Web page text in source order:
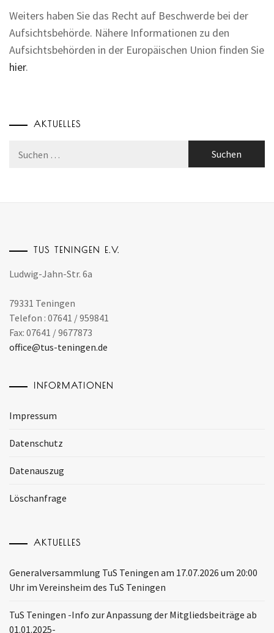
Weiters haben Sie das Recht auf Beschwerde bei der
Aufsichtsbehörde. Nähere Informationen zu den
Aufsichtsbehörden in der Europäischen Union finden Sie
hier.
AKTUELLES
nach:
TUS TENINGEN E.V.
Ludwig-Jahn-Str. 6a
79331 Teningen
Telefon : 07641 / 959841
Fax: 07641 / 9677873
office@tus-teningen.de
INFORMATIONEN
Impressum
Datenschutz
Datenauszug
Löschanfrage
AKTUELLES
Generalversammlung TuS Teningen am 17.07.2026 um 20:00
Uhr im Vereinsheim des TuS Teningen
TuS Teningen -Info zur Anpassung der Mitgliedsbeiträge ab
01.01.2025-